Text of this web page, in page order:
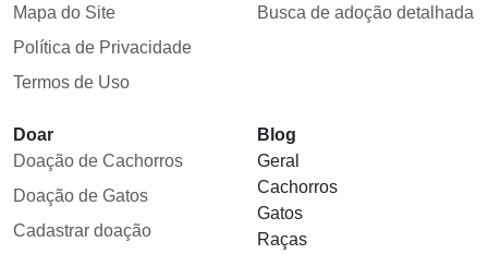
Mapa do Site
Política de Privacidade
Termos de Uso
Busca de adoção detalhada
Doar
Doação de Cachorros
Doação de Gatos
Cadastrar doação
Blog
Geral
Cachorros
Gatos
Raças